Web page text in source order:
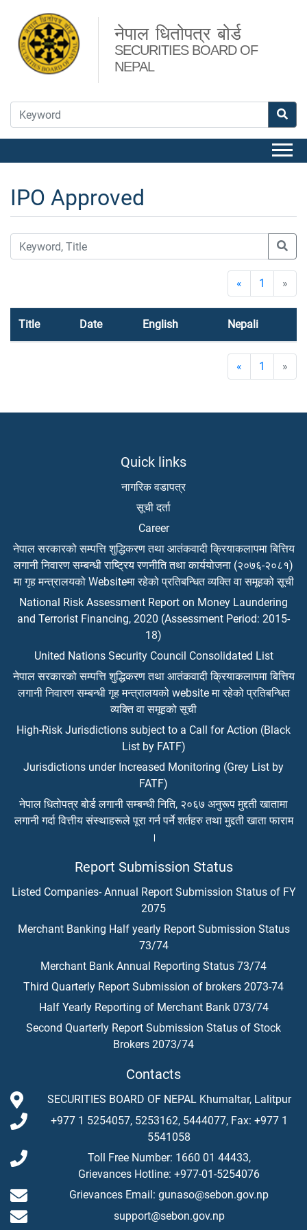
नेपाल धितोपत्र बोर्ड
SECURITIES BOARD OF
NEPAL
IPO Approved
« 1 »
Title Date English Nepali
« 1 »
Quick links
नागरिक वडापत्र
सूची दर्ता
Career
नेपाल सरकारको सम्पत्ति शुद्धिकरण तथा आतंकवादी क्रियाकलापमा बित्तिय
लगानी निवारण सम्बन्धी राष्ट्रिय रणनीति तथा कार्ययोजना (२०७६-२०८१)
मा गृह मन्त्रालयको Websiteमा रहेको प्रतिबन्धित व्यक्ति वा समूहको सूची
National Risk Assessment Report on Money Laundering
and Terrorist Financing, 2020 (Assessment Period: 2015-
18)
United Nations Security Council Consolidated List
नेपाल सरकारको सम्पत्ति शुद्धिकरण तथा आतंकवादी क्रियाकलापमा बित्तिय
लगानी निवारण सम्बन्धी गृह मन्त्रालयको website मा रहेको प्रतिबन्धित
व्यक्ति वा समूहको सूची
High-Risk Jurisdictions subject to a Call for Action (Black
List by FATF)
Jurisdictions under Increased Monitoring (Grey List by
FATF)
नेपाल धितोपत्र बोर्ड लगानी सम्बन्धी निति, २०६७ अनुरूप मुद्दती खातामा
लगानी गर्दा वित्तीय संस्थाहरूले पूरा गर्न पर्ने शर्तहरु तथा मुद्दती खाता फाराम
।
Report Submission Status
Listed Companies- Annual Report Submission Status of FY
2075
Merchant Banking Half yearly Report Submission Status
73/74
Merchant Bank Annual Reporting Status 73/74
Third Quarterly Report Submission of brokers 2073-74
Half Yearly Reporting of Merchant Bank 073/74
Second Quarterly Report Submission Status of Stock
Brokers 2073/74
Contacts
SECURITIES BOARD OF NEPAL Khumaltar, Lalitpur
+977 1 5254057, 5253162, 5444077, Fax: +977 1
5541058
Toll Free Number: 1660 01 44433,
Grievances Hotline: +977-01-5254076
Grievances Email: gunaso@sebon.gov.np
support@sebon.gov.np